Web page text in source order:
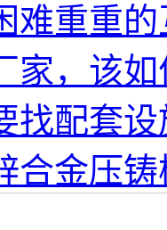
难重重
家，该
找配套
合金压铸